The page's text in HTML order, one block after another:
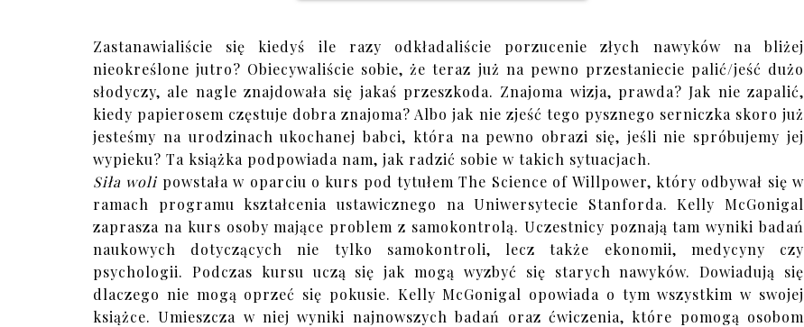
Zastanawialiście się kiedyś ile razy odkładaliście porzucenie złych nawyków na bliżej
nieokreślone jutro? Obiecywaliście sobie, że teraz już na pewno przestaniecie palić/jeść dużo
słodyczy, ale nagle znajdowała się jakaś przeszkoda. Znajoma wizja, prawda? Jak nie zapalić,
kiedy papierosem częstuje dobra znajoma? Albo jak nie zjeść tego pysznego serniczka skoro już
jesteśmy na urodzinach ukochanej babci, która na pewno obrazi się, jeśli nie spróbujemy jej
wypieku? Ta książka podpowiada nam, jak radzić sobie w takich sytuacjach.
Siła woli powstała w oparciu o kurs pod tytułem The Science of Willpower, który odbywał się w
ramach programu kształcenia ustawicznego na Uniwersytecie Stanforda. Kelly McGonigal
zaprasza na kurs osoby mające problem z samokontrolą. Uczestnicy poznają tam wyniki badań
naukowych dotyczących nie tylko samokontroli, lecz także ekonomii, medycyny czy
psychologii. Podczas kursu uczą się jak mogą wyzbyć się starych nawyków. Dowiadują się
dlaczego nie mogą oprzeć się pokusie. Kelly McGonigal opowiada o tym wszystkim w swojej
książce. Umieszcza w niej wyniki najnowszych badań oraz ćwiczenia, które pomogą osobom